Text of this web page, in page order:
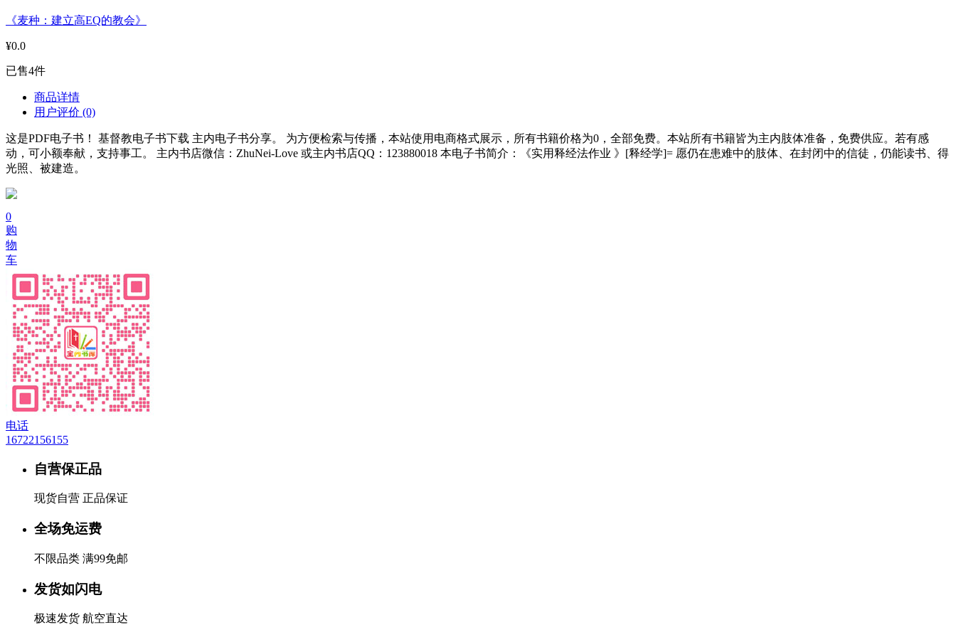
《麦种：建立高EQ的教会》
¥0.0
已售4件
商品详情
用户评价 (0)
这是PDF电子书！ 基督教电子书下载 主内电子书分享。 为方便检索与传播，本站使用电商格式展示，所有书籍价格为0，全部免费。本站所有书籍皆为主内肢体准备，免费供应。若有感
动，可小额奉献，支持事工。 主内书店微信：ZhuNei-Love 或主内书店QQ：123880018 本电子书简介：《实用释经法作业 》[释经学]= 愿仍在患难中的肢体、在封闭中的信徒，仍能读书、得
光照、被建造。
0
购
物
车
电话
16722156155
自营保正品
现货自营 正品保证
全场免运费
不限品类 满99免邮
发货如闪电
极速发货 航空直达